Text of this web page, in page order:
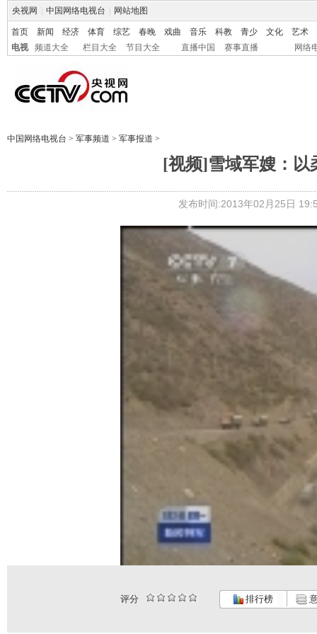
央视网 中国网络电视台 网站地图
首页 新闻 经济 体育 综艺 春晚 戏曲 音乐 科教 青少 文化
艺术
电视
频道大全 栏目大全 节目大全 直播中国 赛事直播 网络
中国网络电视台 > 军事频道 > 军事报道 >
[视频]雪域军嫂：以
发布时间:2013年02月25日
评分 排行榜